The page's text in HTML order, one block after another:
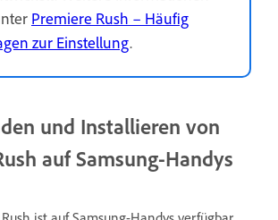
Premiere Rush – Häufig
zur Einstellung.
und Installieren von
auf Samsung-Handys